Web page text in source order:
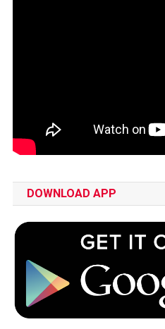
DOWNLOAD APP